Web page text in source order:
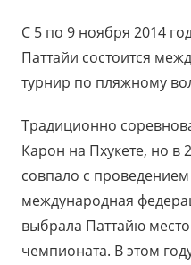
С 5 по 9 ноября 2014
Паттайи состоится
турнир по пляжному
Традиционно
Карон на Пхукете, но в
совпало с
международная
выбрала Паттайю
чемпионата. В этом